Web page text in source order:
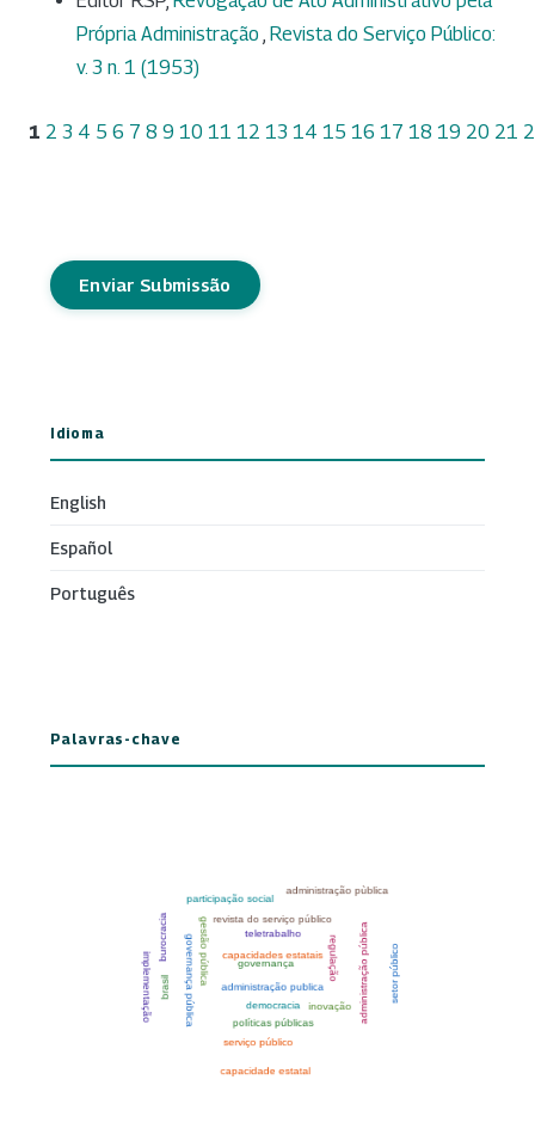
Própria Administração , Revista do Serviço Público:
v. 3 n. 1 (1953)
1 2 3 4 5 6 7 8 9 10 11 12 13 14 15 16 17 18 19 20 21
Enviar Submissão
Idioma
English
Español
Português
Palavras-chave